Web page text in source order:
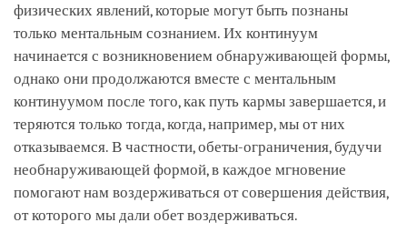
физических явлений, которые могут быть познаны
только ментальным сознанием. Их континуум
начинается с возникновением обнаруживающей формы,
однако они продолжаются вместе с ментальным
континуумом после того, как путь кармы завершается, и
теряются только тогда, когда, например, мы от них
отказываемся. В частности, обеты-ограничения, будучи
необнаруживающей формой, в каждое мгновение
помогают нам воздерживаться от совершения действия,
от которого мы дали обет воздерживаться.